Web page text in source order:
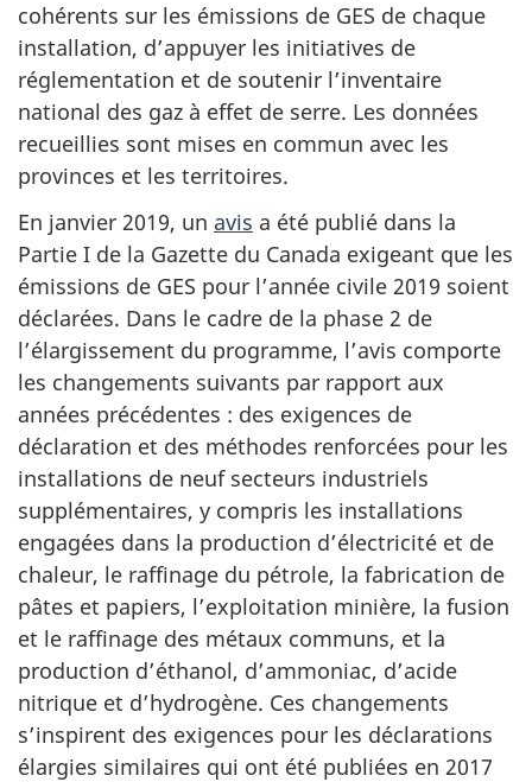
cohérents sur les émissions de GES de chaque
installation, d’appuyer les initiatives de
réglementation et de soutenir l’inventaire
national des gaz à effet de serre. Les données
recueillies sont mises en commun avec les
provinces et les territoires.
En janvier 2019, un avis a été publié dans la
Partie I de la Gazette du Canada exigeant que les
émissions de GES pour l’année civile 2019 soient
déclarées. Dans le cadre de la phase 2 de
l’élargissement du programme, l’avis comporte
les changements suivants par rapport aux
années précédentes : des exigences de
déclaration et des méthodes renforcées pour les
installations de neuf secteurs industriels
supplémentaires, y compris les installations
engagées dans la production d’électricité et de
chaleur, le raffinage du pétrole, la fabrication de
pâtes et papiers, l’exploitation minière, la fusion
et le raffinage des métaux communs, et la
production d’éthanol, d’ammoniac, d’acide
nitrique et d’hydrogène. Ces changements
s’inspirent des exigences pour les déclarations
élargies similaires qui ont été publiées en 2017